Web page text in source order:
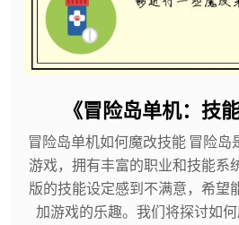
《冒险岛单机：技
冒险岛单机如何魔改技能 冒险
游戏，拥有丰富的职业和技能系
版的技能设定感到不满意，希望
加游戏的乐趣。我们将探讨如